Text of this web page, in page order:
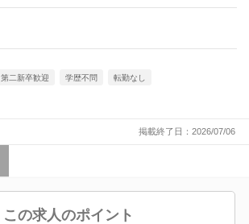
第二新卒歓迎 学歴不問 転勤なし
掲載終了日：2026/07/06
この求人のポイント